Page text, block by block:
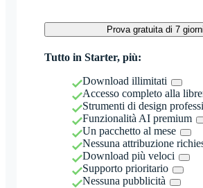
Prova gratuita di 7 giorni
Tutto in Starter, più:
Download illimitati
Accesso completo alla
Strumenti di design
Funzionalità AI premium
Un pacchetto al mese
Nessuna attribuzione
Download più veloci
Supporto prioritario
Nessuna pubblicità